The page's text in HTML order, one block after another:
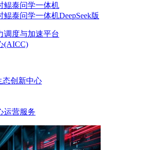
鲲泰问学一体机
鲲泰问学一体机DeepSeek版
调度与加速平台
(AICC)
态创新中心
运营服务